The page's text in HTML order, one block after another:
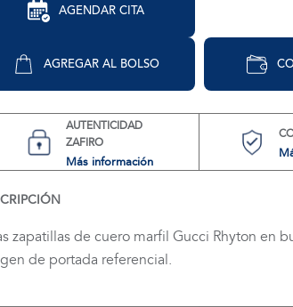
AGENDAR CITA
AGREGAR AL BOLSO
AUTENTICIDAD
ZAFIRO
Más información
zapatillas de cuero marfil Gucci Rhyton en
de portada referencial.